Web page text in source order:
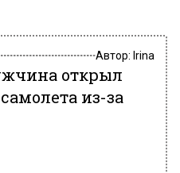
Автор: Irina
открыл
из-за